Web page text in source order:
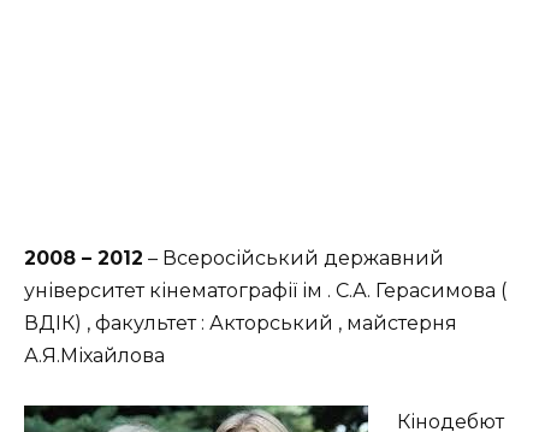
2008 – 2012 – Всеросійський державний
університет кінематографії ім . С.А. Герасимова (
ВДІК) , факультет : Акторський , майстерня
А.Я.Міхайлова
Кінодебют